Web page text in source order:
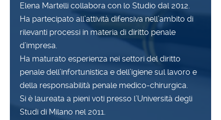
Elena Martelli collabora con lo Studio dal 2012.
Ha partecipato all’attività difensiva nell’ambito di
rilevanti processi in materia di diritto penale
d’impresa.
Ha maturato esperienza nei settori del diritto
penale dell’infortunistica e dell’igiene sul lavoro e
della responsabilità penale medico-chirurgica.
Si è laureata a pieni voti presso l’Università degli
Studi di Milano nel 2011.